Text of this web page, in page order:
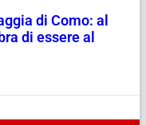
di Como: al
di essere al